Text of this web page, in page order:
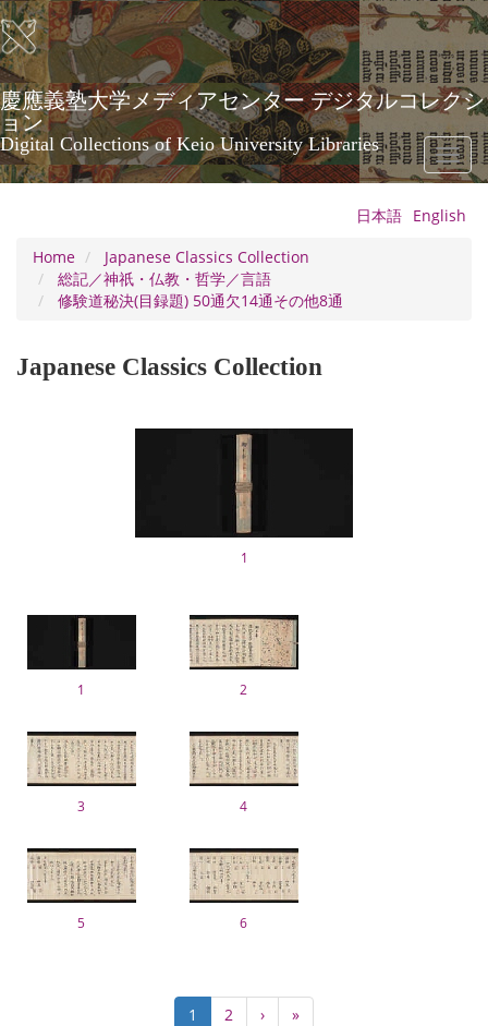
Skip
to
main
content
慶應義塾大学メディアセンター デジタルコレクシ
ョン
Digital Collections of Keio University Libraries
Toggle
日本語 English
Home
Japanese Classics Collection
総記／神祇・仏教・哲学／言語
修験道秘決(目録題) 50通欠14通その他8通
Japanese Classics Collection
1
1 2
3 4
5 6
Current
1 Page
2
Next
›
Last
»